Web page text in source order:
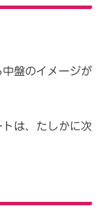
盤のイメージが
は、たしかに次